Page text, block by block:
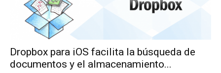
Dropbox para iOS facilita la búsqueda de
documentos y el almacenamiento...